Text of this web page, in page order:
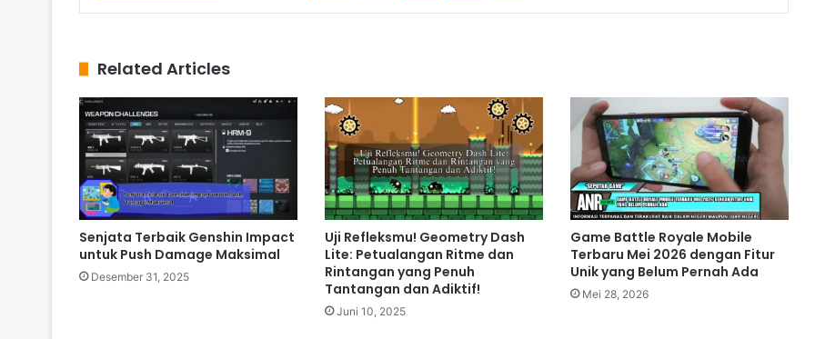
Related Articles
Senjata Terbaik Genshin Impact
untuk Push Damage Maksimal
Desember 31, 2025
Uji Refleksmu! Geometry Dash
Lite: Petualangan Ritme dan
Rintangan yang Penuh
Tantangan dan Adiktif!
Juni 10, 2025
Game Battle Royale Mobile
Terbaru Mei 2026 dengan Fitur
Unik yang Belum Pernah Ada
Mei 28, 2026